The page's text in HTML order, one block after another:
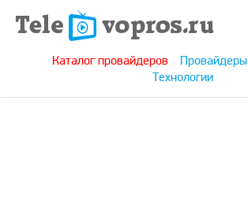
Каталог провайдеров Провайдеры
Технологии